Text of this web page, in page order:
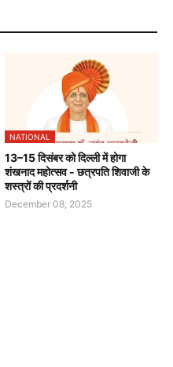
NATIONAL
13–15 दिसंबर को दिल्ली में होगा
शंखनाद महोत्सव - छत्रपति शिवाजी के
शस्त्रों की प्रदर्शनी
December 08, 2025